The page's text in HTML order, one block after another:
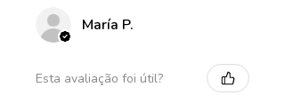
María P.
Esta avaliação foi útil?